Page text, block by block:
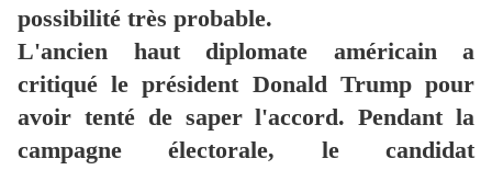
possibilité très probable.
L'ancien haut diplomate américain a
critiqué le président Donald Trump pour
avoir tenté de saper l'accord.Pendant la
campagne électorale, le candidat